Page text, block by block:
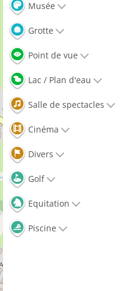
Musée
Grotte
Point de vue
Lac / Plan d'eau
Salle de spectacles
Cinéma
Divers
Golf
Equitation
Piscine